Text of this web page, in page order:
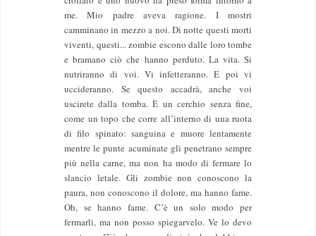
me. Mio padre aveva ragione. I mostri
camminano in mezzo a noi. Di notte questi morti
viventi, questi... zombie escono dalle loro tombe
e bramano ciò che hanno perduto. La vita. Si
nutriranno di voi. Vi infetteranno. E poi vi
uccideranno. Se questo accadrà, anche voi
uscirete dalla tomba. È un cerchio senza fine,
come un topo che corre all’interno di una ruota
di filo spinato: sanguina e muore lentamente
mentre le punte acuminate gli penetrano sempre
più nella carne, ma non ha modo di fermare lo
slancio letale. Gli zombie non conoscono la
paura, non conoscono il dolore, ma hanno fame.
Oh, se hanno fame. C’è un solo modo per
fermarli, ma non posso spiegarvelo. Ve lo devo